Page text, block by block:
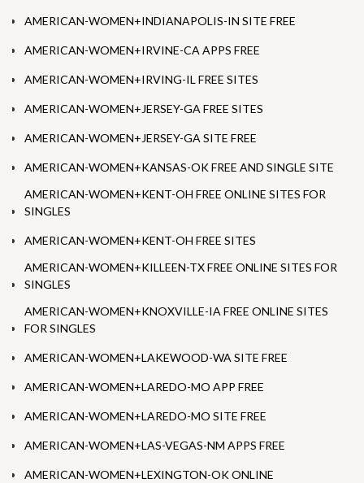
AMERICAN-WOMEN+INDIANAPOLIS-IN SITE FREE
AMERICAN-WOMEN+IRVINE-CA APPS FREE
AMERICAN-WOMEN+IRVING-IL FREE SITES
AMERICAN-WOMEN+JERSEY-GA FREE SITES
AMERICAN-WOMEN+JERSEY-GA SITE FREE
AMERICAN-WOMEN+KANSAS-OK FREE AND SINGLE SITE
AMERICAN-WOMEN+KENT-OH FREE ONLINE SITES FOR
SINGLES
AMERICAN-WOMEN+KENT-OH FREE SITES
AMERICAN-WOMEN+KILLEEN-TX FREE ONLINE SITES FOR
SINGLES
AMERICAN-WOMEN+KNOXVILLE-IA FREE ONLINE SITES
FOR SINGLES
AMERICAN-WOMEN+LAKEWOOD-WA SITE FREE
AMERICAN-WOMEN+LAREDO-MO APP FREE
AMERICAN-WOMEN+LAREDO-MO SITE FREE
AMERICAN-WOMEN+LAS-VEGAS-NM APPS FREE
AMERICAN-WOMEN+LEXINGTON-OK ONLINE